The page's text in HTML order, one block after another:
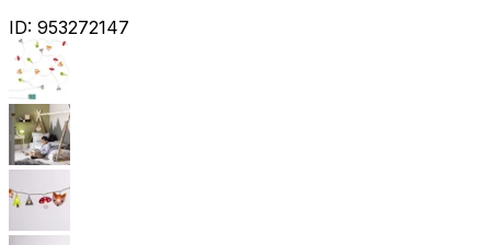
ID: 953272147